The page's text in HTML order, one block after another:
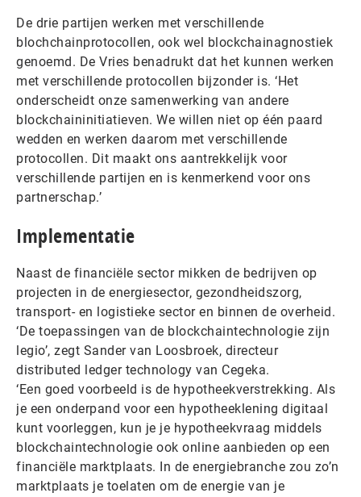
De drie partijen werken met verschillende
blochchainprotocollen, ook wel blockchainagnostiek
genoemd. De Vries benadrukt dat het kunnen werken
met verschillende protocollen bijzonder is. ‘Het
onderscheidt onze samenwerking van andere
blockchaininitiatieven. We willen niet op één paard
wedden en werken daarom met verschillende
protocollen. Dit maakt ons aantrekkelijk voor
verschillende partijen en is kenmerkend voor ons
partnerschap.’
Implementatie
Naast de financiële sector mikken de bedrijven op
projecten in de energiesector, gezondheidszorg,
transport- en logistieke sector en binnen de overheid.
‘De toepassingen van de blockchaintechnologie zijn
legio’, zegt Sander van Loosbroek, directeur
distributed ledger technology van Cegeka.
‘Een goed voorbeeld is de hypotheekverstrekking. Als
je een onderpand voor een hypotheeklening digitaal
kunt voorleggen, kun je je hypotheekvraag middels
blockchaintechnologie ook online aanbieden op een
financiële marktplaats. In de energiebranche zou zo’n
marktplaats je toelaten om de energie van je